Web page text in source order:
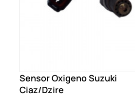
Sensor Oxigeno Suzuki
Ciaz/Dzire